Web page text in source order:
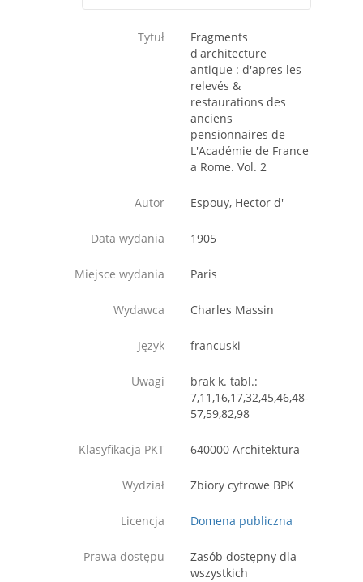
Tytuł
Fragments
d'architecture
antique : d'apres les
relevés &
restaurations des
anciens
pensionnaires de
L'Académie de France
a Rome. Vol. 2
Autor Espouy, Hector d'
Data wydania 1905
Miejsce wydania Paris
Wydawca Charles Massin
Język francuski
Uwagi
brak k. tabl.:
7,11,16,17,32,45,46,48-
57,59,82,98
Klasyfikacja PKT 640000 Architektura
Wydział Zbiory cyfrowe BPK
Licencja Domena publiczna
Prawa dostępu
Zasób dostępny dla
wszystkich